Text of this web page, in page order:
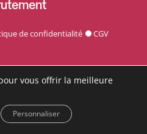
de confidentialité CGV
vous offrir la meilleure
Personnaliser